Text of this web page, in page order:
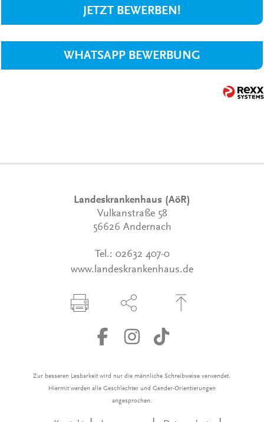
JETZT BEWERBEN!
WHATSAPP BEWERBUNG
Landeskrankenhaus (AöR)
Vulkanstraße 58
56626 Andernach
Tel.: 02632 407-0
www.landeskrankenhaus.de
Zur besseren Lesbarkeit wird nur die männliche Schreibweise verwendet.
Hiermit werden alle Geschlechter und Gender-Orientierungen
angesprochen.